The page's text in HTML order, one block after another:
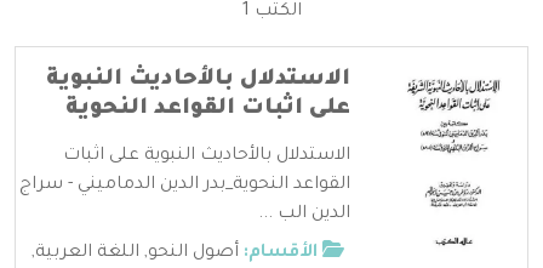
الكتب 1
الاستدلال بالأحاديث النبوية
على اثبات القواعد النحوية
الاستدلال بالأحاديث النبوية على اثبات
القواعد النحوية_بدر الدين الدماميني - سراج
الدين الب ...
الأقسام: أصول النحو, اللغة العربية,